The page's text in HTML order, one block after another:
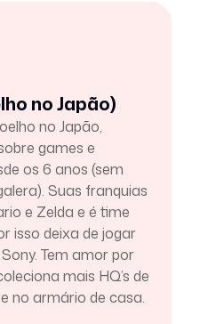
no Japão)
no Japão,
games e
os 6 anos (sem
Suas franquias
e Zelda e é time
isso deixa de jogar
Tem amor por
mais HQ’s de
no armário de casa.